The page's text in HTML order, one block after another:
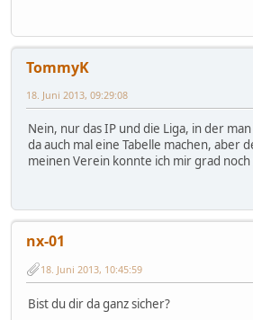
TommyK
18. Juni 2013, 09:29:08
Nein, nur das IP und die Liga, in der
da auch mal eine Tabelle machen, aber
meinen Verein konnte ich mir grad
nx-01
18. Juni 2013, 10:45:59
Bist du dir da ganz sicher?